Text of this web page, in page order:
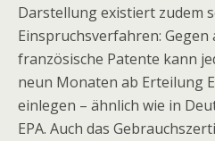
Darstellung existiert zudem
Einspruchsverfahren:
französische Patente kann
neun Monaten ab Erteilung
einlegen – ähnlich wie in
EPA. Auch das